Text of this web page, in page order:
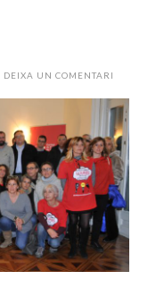
DEIXA UN COMENTARI